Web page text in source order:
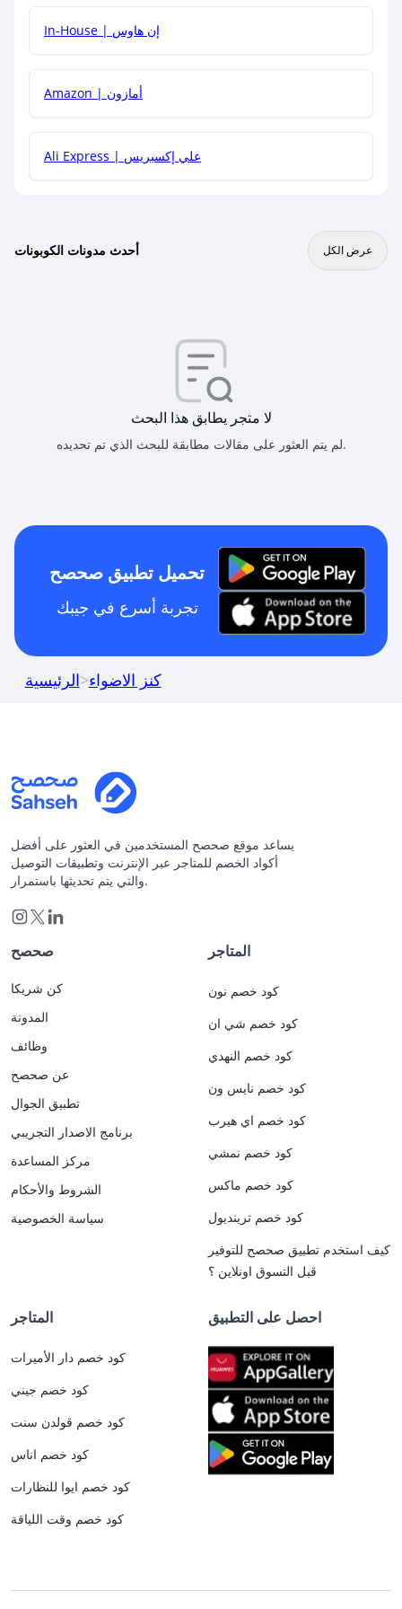
In-House | إن هاوس
Amazon | أمازون
Ali Express | علي إكسبريس
أحدث مدونات الكوبونات عرض الكل
لا متجر يطابق هذا البحث
لم يتم العثور على مقالات مطابقة للبحث الذي تم تحديده.
تحميل تطبيق صحصح
تجربة أسرع في جيبك
الرئيسية>كنز الاضواء
يساعد موقع صحصح المستخدمين في العثور على أفضل
أكواد الخصم للمتاجر عبر الإنترنت وتطبيقات التوصيل
والتي يتم تحديثها باستمرار.
صحصح
كن شريكا
المدونة
وظائف
عن صحصح
تطبيق الجوال
برنامج الاصدار التجريبي
مركز المساعدة
الشروط والأحكام
سياسة الخصوصية
المتاجر
كود خصم نون
كود خصم شي ان
كود خصم النهدي
كود خصم نايس ون
كود خصم اي هيرب
كود خصم نمشي
كود خصم ماكس
كود خصم ترينديول
كيف استخدم تطبيق صحصح للتوفير
قبل التسوق اونلاين ؟
المتاجر
كود خصم دار الأميرات
كود خصم جيني
كود خصم قولدن سنت
كود خصم اناس
كود خصم ايوا للنظارات
كود خصم وقت اللياقة
احصل على التطبيق